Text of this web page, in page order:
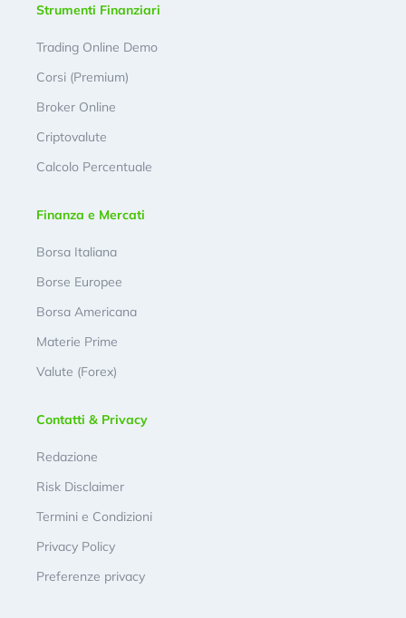
Strumenti Finanziari
Trading Online Demo
Corsi (Premium)
Broker Online
Criptovalute
Calcolo Percentuale
Finanza e Mercati
Borsa Italiana
Borse Europee
Borsa Americana
Materie Prime
Valute (Forex)
Contatti & Privacy
Redazione
Risk Disclaimer
Termini e Condizioni
Privacy Policy
Preferenze privacy